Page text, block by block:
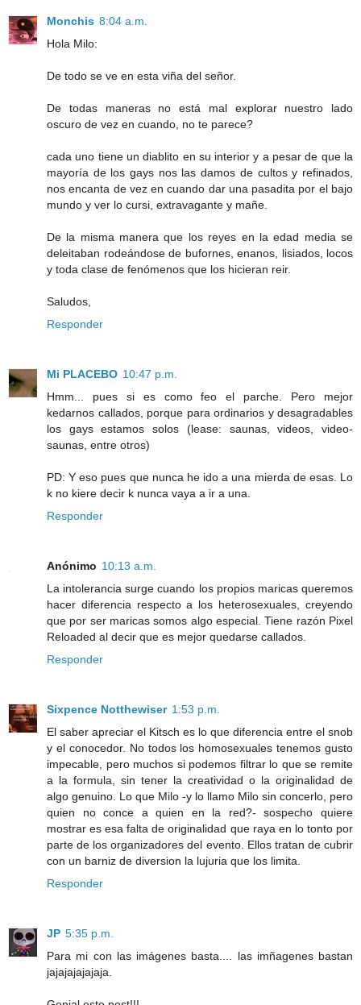
Monchis 8:04 a.m.
Hola Milo:
De todo se ve en esta viña del señor.
De todas maneras no está mal explorar nuestro lado
oscuro de vez en cuando, no te parece?
cada uno tiene un diablito en su interior y a pesar de que la
mayoría de los gays nos las damos de cultos y refinados,
nos encanta de vez en cuando dar una pasadita por el bajo
mundo y ver lo cursi, extravagante y mañe.
De la misma manera que los reyes en la edad media se
deleitaban rodeándose de bufornes, enanos, lisiados, locos
y toda clase de fenómenos que los hicieran reir.
Saludos,
Responder
Mi PLACEBO 10:47 p.m.
Hmm... pues si es como feo el parche. Pero mejor
kedarnos callados, porque para ordinarios y desagradables
los gays estamos solos (lease: saunas, videos, video-
saunas, entre otros)
PD: Y eso pues que nunca he ido a una mierda de esas. Lo
k no kiere decir k nunca vaya a ir a una.
Responder
Anónimo 10:13 a.m.
La intolerancia surge cuando los propios maricas queremos
hacer diferencia respecto a los heterosexuales, creyendo
que por ser maricas somos algo especial. Tiene razón Pixel
Reloaded al decir que es mejor quedarse callados.
Responder
Sixpence Notthewiser 1:53 p.m.
El saber apreciar el Kitsch es lo que diferencia entre el snob
y el conocedor. No todos los homosexuales tenemos gusto
impecable, pero muchos si podemos filtrar lo que se remite
a la formula, sin tener la creatividad o la originalidad de
algo genuino. Lo que Milo -y lo llamo Milo sin concerlo, pero
quien no conce a quien en la red?- sospecho quiere
mostrar es esa falta de originalidad que raya en lo tonto por
parte de los organizadores del evento. Ellos tratan de cubrir
con un barniz de diversion la lujuria que los limita.
Responder
JP 5:35 p.m.
Para mi con las imágenes basta.... las imñagenes bastan
jajajajajajaja.